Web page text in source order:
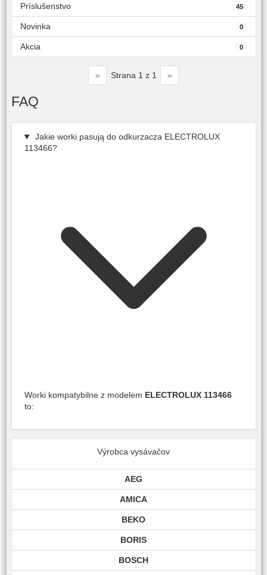
Príslušenstvo 45
Novinka 0
Akcia 0
« Strana 1 z 1 »
FAQ
Jakie worki pasują do odkurzacza ELECTROLUX
113466?
Worki kompatybilne z modelem ELECTROLUX 113466
to:
Výrobca vysávačov
AEG
AMICA
BEKO
BORIS
BOSCH